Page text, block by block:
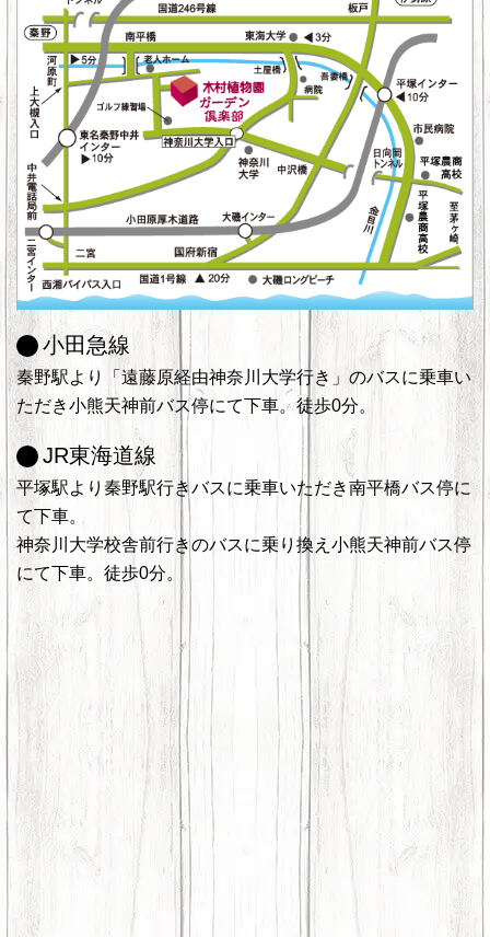
小田急線
秦野駅より「遠藤原経由神奈川大学行き」のバスに乗車い
ただき小熊天神前バス停にて下車。徒歩0分。
JR東海道線
平塚駅より秦野駅行きバスに乗車いただき南平橋バス停に
て下車。
神奈川大学校舎前行きのバスに乗り換え小熊天神前バス停
にて下車。徒歩0分。